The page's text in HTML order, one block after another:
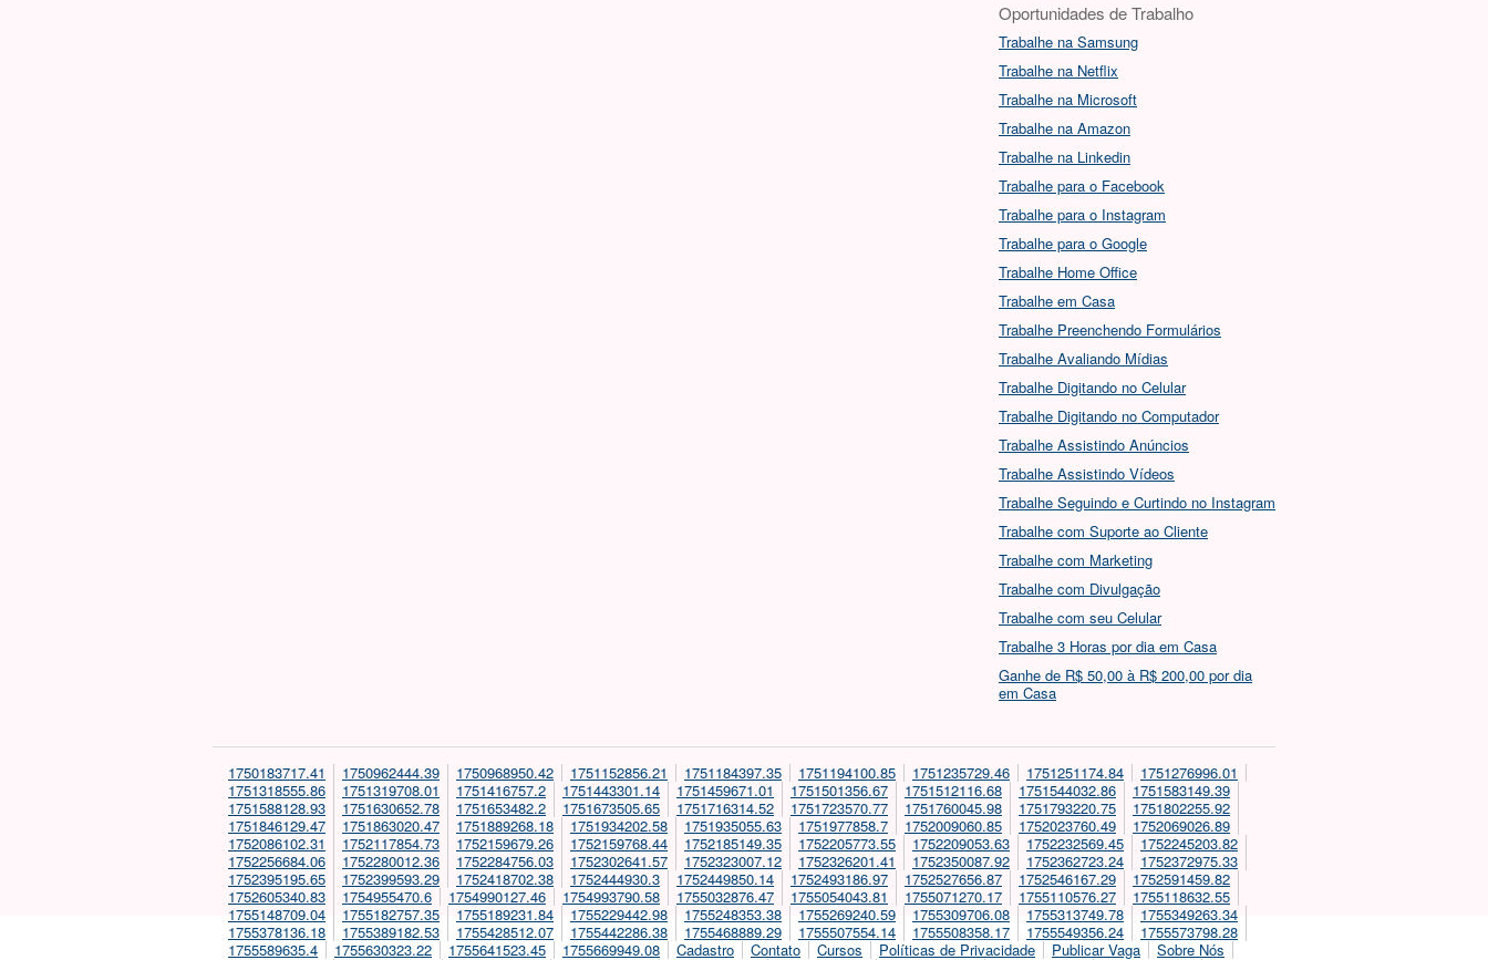
Oportunidades de Trabalho
Trabalhe na Samsung
Trabalhe na Netflix
Trabalhe na Microsoft
Trabalhe na Amazon
Trabalhe na Linkedin
Trabalhe para o Facebook
Trabalhe para o Instagram
Trabalhe para o Google
Trabalhe Home Office
Trabalhe em Casa
Trabalhe Preenchendo Formulários
Trabalhe Avaliando Mídias
Trabalhe Digitando no Celular
Trabalhe Digitando no Computador
Trabalhe Assistindo Anúncios
Trabalhe Assistindo Vídeos
Trabalhe Seguindo e Curtindo no Instagram
Trabalhe com Suporte ao Cliente
Trabalhe com Marketing
Trabalhe com Divulgação
Trabalhe com seu Celular
Trabalhe 3 Horas por dia em Casa
Ganhe de R$ 50,00 à R$ 200,00 por dia
em Casa
1750183717.41 1750962444.39 1750968950.42 1751152856.21 1751184397.35 1751194100.85 1751235729.46 1751251174.84
1751276996.01
1751318555.86
1751319708.01 1751416757.2 1751443301.14 1751459671.01 1751501356.67 1751512116.68 1751544032.86
1751583149.39
1751588128.93
1751630652.78 1751653482.2 1751673505.65 1751716314.52 1751723570.77 1751760045.98 1751793220.75
1751802255.92
1751846129.47
1751863020.47 1751889268.18 1751934202.58 1751935055.63 1751977858.7 1752009060.85 1752023760.49
1752069026.89
1752086102.31
1752117854.73 1752159679.26 1752159768.44 1752185149.35 1752205773.55 1752209053.63 1752232569.45
1752245203.82
1752256684.06
1752280012.36 1752284756.03 1752302641.57 1752323007.12 1752326201.41 1752350087.92 1752362723.24
1752372975.33
1752395195.65
1752399593.29 1752418702.38 1752444930.3 1752449850.14 1752493186.97 1752527656.87 1752546167.29
1752591459.82
1752605340.83
1754955470.6 1754990127.46 1754993790.58 1755032876.47 1755054043.81 1755071270.17 1755110576.27
1755118632.55
1755148709.04
1755182757.35 1755189231.84 1755229442.98 1755248353.38 1755269240.59 1755309706.08 1755313749.78
1755349263.34
1755378136.18
1755389182.53 1755428512.07 1755442286.38 1755468889.29 1755507554.14 1755508358.17 1755549356.24
1755573798.28
1755589635.4
1755630323.22 1755641523.45 1755669949.08 Cadastro Contato Cursos Políticas de Privacidade Publicar Vaga
Sobre Nós